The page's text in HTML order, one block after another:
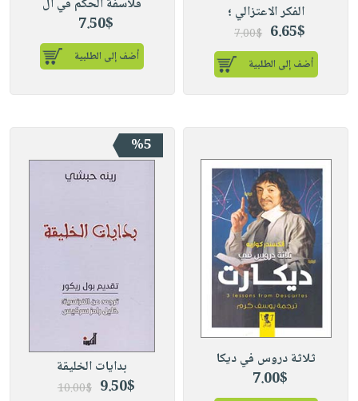
الفكر الاعتزالي ؛
6.65$
7.00$
أضف إلى الطلبية
فلاسفة الحكم في ال
7.50$
أضف إلى الطلبية
ثلاثة دروس في ديكا
7.00$
%5
بدايات الخليقة
9.50$
10.00$